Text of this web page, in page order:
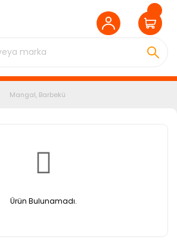
Mangal, Barbekü
Ürün Bulunamadı.